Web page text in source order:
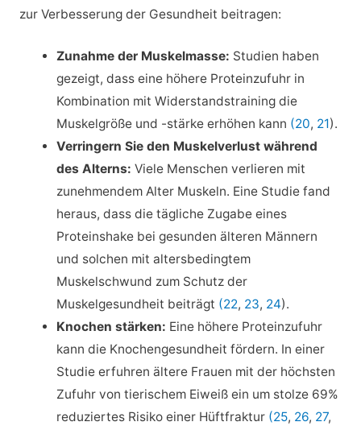
zur Verbesserung der Gesundheit beitragen:
Zunahme der Muskelmasse: Studien haben
gezeigt, dass eine höhere Proteinzufuhr in
Kombination mit Widerstandstraining die
Muskelgröße und -stärke erhöhen kann (20, 21).
Verringern Sie den Muskelverlust während
des Alterns: Viele Menschen verlieren mit
zunehmendem Alter Muskeln. Eine Studie fand
heraus, dass die tägliche Zugabe eines
Proteinshake bei gesunden älteren Männern
und solchen mit altersbedingtem
Muskelschwund zum Schutz der
Muskelgesundheit beiträgt (22, 23, 24).
Knochen stärken: Eine höhere Proteinzufuhr
kann die Knochengesundheit fördern. In einer
Studie erfuhren ältere Frauen mit der höchsten
Zufuhr von tierischem Eiweiß ein um stolze 69%
reduziertes Risiko einer Hüftfraktur (25, 26, 27,